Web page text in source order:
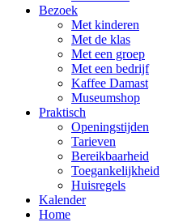
Bezoek
Met kinderen
Met de klas
Met een groep
Met een bedrijf
Kaffee Damast
Museumshop
Praktisch
Openingstijden
Tarieven
Bereikbaarheid
Toegankelijkheid
Huisregels
Kalender
Home